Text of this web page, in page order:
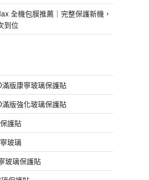
全機包膜推薦｜完整保護新機，
到位
版康寧玻璃保護貼
版強化玻璃保護貼
護貼
玻璃
玻璃保護貼